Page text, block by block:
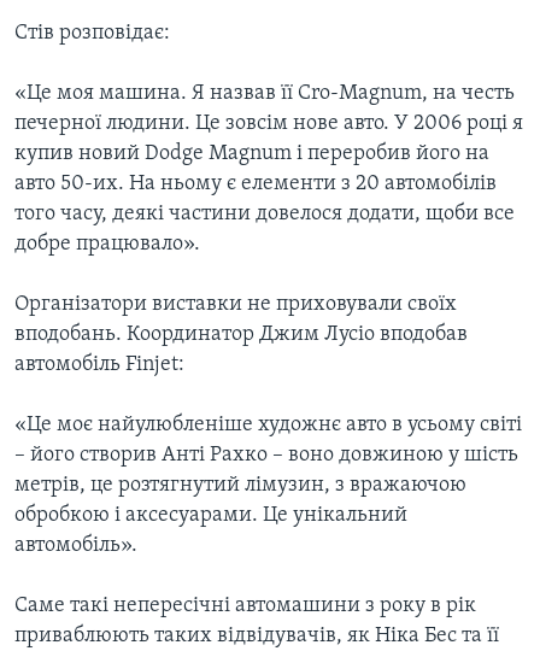
Стів розповідає:
«Це моя машина. Я назвав її Cro-Magnum, на честь
печерної людини. Це зовсім нове авто. У 2006 році я
купив новий Dodge Magnum і переробив його на
авто 50-их. На ньому є елементи з 20 автомобілів
того часу, деякі частини довелося додати, щоби все
добре працювало».
Організатори виставки не приховували своїх
вподобань. Координатор Джим Лусіо вподобав
автомобіль Finjet:
«Це моє найулюбленіше художнє авто в усьому світі
– його створив Анті Рахко – воно довжиною у шість
метрів, це розтягнутий лімузин, з вражаючою
обробкою і аксесуарами. Це унікальний
автомобіль».
Саме такі непересічні автомашини з року в рік
приваблюють таких відвідувачів, як Ніка Бес та її